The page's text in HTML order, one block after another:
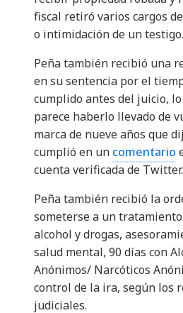
fiscal retiró varios cargos
o intimidación de un testigo.
Peña también recibió una
en su sentencia por el
cumplido antes del juicio,
parece haberlo llevado de
marca de nueve años que
cumplió en un comentario
cuenta verificada de Twitter.
Peña también recibió la
someterse a un
alcohol y drogas,
salud mental, 90 días con
Anónimos/ Narcóticos
control de la ira, según los
judiciales.